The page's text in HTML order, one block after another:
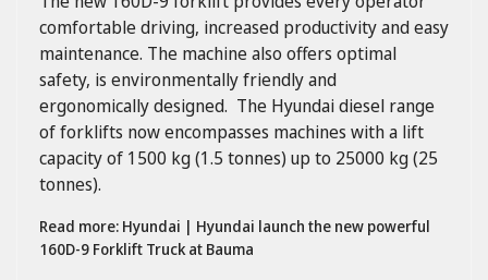
comfortable driving, increased productivity and easy
maintenance. The machine also offers optimal
safety, is environmentally friendly and
ergonomically designed. The Hyundai diesel range
of forklifts now encompasses machines with a lift
capacity of 1500 kg (1.5 tonnes) up to 25000 kg (25
tonnes).
Read more: Hyundai | Hyundai launch the new powerful
160D-9 Forklift Truck at Bauma